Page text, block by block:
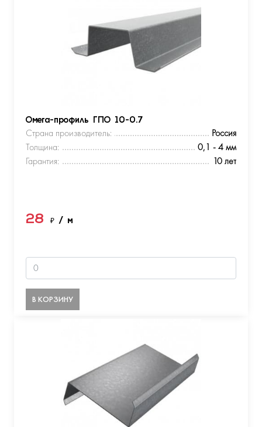
Омега-профиль ГПО 10-0.7
Страна производитель:
Россия
Толщина:
0,1 - 4 мм
Гарантия:
10 лет
28 ₽ / м
В КОРЗИНУ